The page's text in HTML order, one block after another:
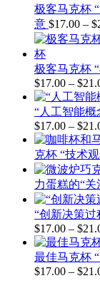
围：
至
极客马克杯
意 $17.00 – $
极客马克杯
$17.00 – $
“人工智能
$17.00 – $
克杯 “技术
力蛋糕的“
“创新决策
$17.00 – $
最佳马克杯
$17.00 – $